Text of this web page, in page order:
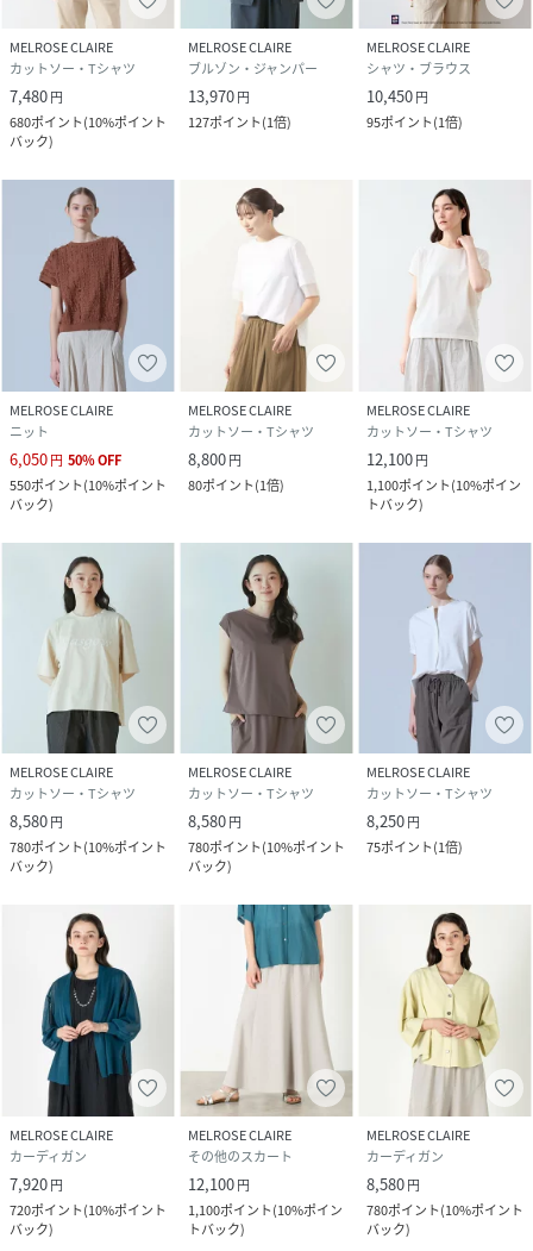
MELROSE CLAIRE
カットソー・Tシャツ
7,480円
680ポイント(10%ポイント
バック)
MELROSE CLAIRE
ブルゾン・ジャンパー
13,970円
127ポイント(1倍)
MELROSE CLAIRE
シャツ・ブラウス
10,450円
95ポイント(1倍)
MELROSE CLAIRE
ニット
6,050円 50%OFF
550ポイント(10%ポイント
バック)
MELROSE CLAIRE
カットソー・Tシャツ
8,800円
80ポイント(1倍)
MELROSE CLAIRE
カットソー・Tシャツ
12,100円
1,100ポイント(10%ポイン
トバック)
MELROSE CLAIRE
カットソー・Tシャツ
8,580円
780ポイント(10%ポイント
バック)
MELROSE CLAIRE
カットソー・Tシャツ
8,580円
780ポイント(10%ポイント
バック)
MELROSE CLAIRE
カットソー・Tシャツ
8,250円
75ポイント(1倍)
MELROSE CLAIRE
カーディガン
7,920円
720ポイント(10%ポイント
バック)
MELROSE CLAIRE
その他のスカート
12,100円
1,100ポイント(10%ポイン
トバック)
MELROSE CLAIRE
カーディガン
8,580円
780ポイント(10%ポイント
バック)